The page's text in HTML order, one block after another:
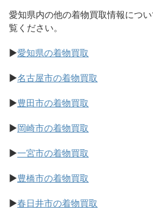
愛知県内の他の着物買取情報につ
覧ください。
▶愛知県の着物買取
▶名古屋市の着物買取
▶豊田市の着物買取
▶岡崎市の着物買取
▶一宮市の着物買取
▶豊橋市の着物買取
▶春日井市の着物買取